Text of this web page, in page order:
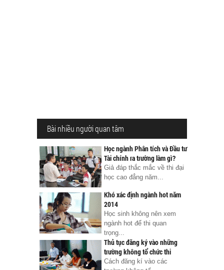
Bài nhiều người quan tâm
Học ngành Phân tích và Đầu tư
Tài chính ra trường làm gì?
Giả đáp thắc mắc về thi đại
học cao đẳng năm...
Khó xác định ngành hot năm
2014
Học sinh không nên xem
ngành hot để thi quan
trọng...
Thủ tục đăng ký vào những
trường không tổ chức thi
Cách đăng kí vào các